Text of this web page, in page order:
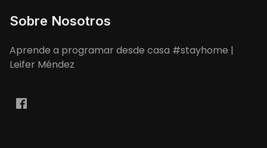
Sobre Nosotros
Aprende a programar desde casa #stayhome |
Leifer Méndez